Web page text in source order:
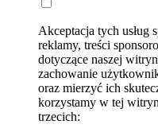
Akceptacja tych usług
reklamy, treści
dotyczące naszej
zachowanie
oraz mierzyć ich
korzystamy w tej
trzecich: